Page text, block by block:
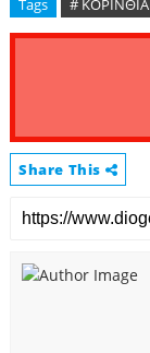
Tags # ΚΟΡΙΝΘΙΑ
Share This